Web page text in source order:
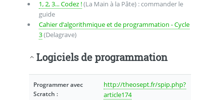
1, 2, 3... Codez !(La Main à la Pâte) : commander le
guide
Cahier d’algorithmique et de programmation - Cycle
3(Delagrave)
Logiciels de programmation
Programmer avec
Scratch :
http://theosept.fr/spip.php?
article174